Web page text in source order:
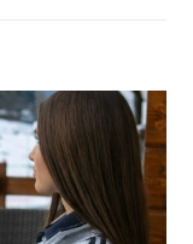
(от 15 лет).
ограничено успейте забронировать